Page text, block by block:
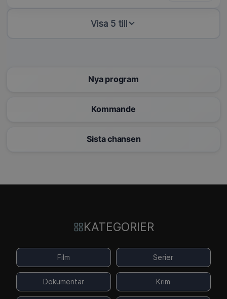
Visa 5 till
Nya program
Kommande
Sista chansen
KATEGORIER
Film Serier
Dokumentär Krim